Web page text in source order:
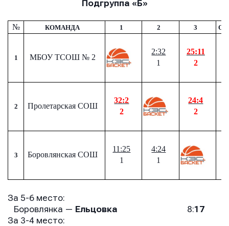
Подгруппа «Б»
№ КОМАНДА 1 2 3
1 МБОУ ТСОШ № 2
2:32
1
25:11
2
2 Пролетарская СОШ
32:2
2
24:4
2
3 Боровлянская СОШ
11:25
1
4:24
1
За 5-6 место:
Боровлянка — Ельцовка 8:17
За 3-4 место: